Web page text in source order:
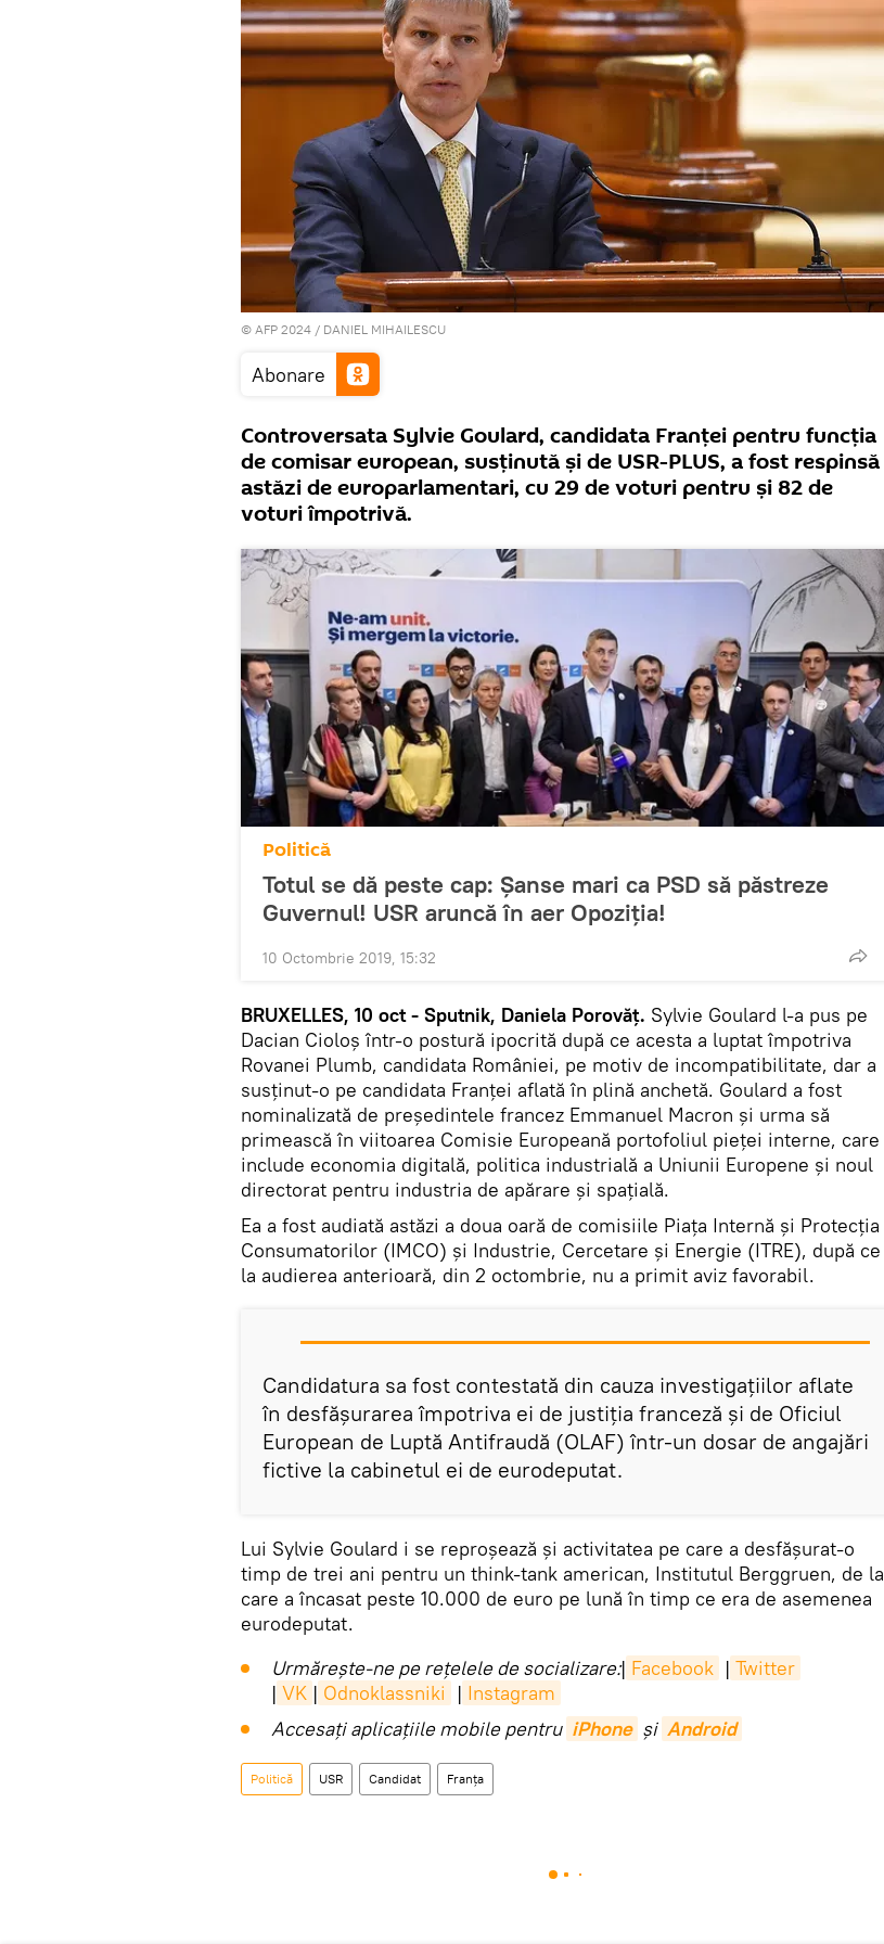
© AFP 2024 / DANIEL MIHAILESCU
Abonare
Controversata Sylvie Goulard, candidata Franţei pentru funcția
de comisar european, susținută și de USR-PLUS, a fost respinsă
astăzi de europarlamentari, cu 29 de voturi pentru şi 82 de
voturi împotrivă.
Politică
Totul se dă peste cap: Șanse mari ca PSD să păstreze
Guvernul! USR aruncă în aer Opoziția!
10 Octombrie 2019, 15:32
BRUXELLES, 10 oct - Sputnik, Daniela Porovăț. Sylvie Goulard l-a pus pe
Dacian Cioloș într-o postură ipocrită după ce acesta a luptat împotriva
Rovanei Plumb, candidata României, pe motiv de incompatibilitate, dar a
susținut-o pe candidata Franței aflată în plină anchetă. Goulard a fost
nominalizată de preşedintele francez Emmanuel Macron și urma să
primească în viitoarea Comisie Europeană portofoliul pieţei interne, care
include economia digitală, politica industrială a Uniunii Europene şi noul
directorat pentru industria de apărare şi spaţială.
Ea a fost audiată astăzi a doua oară de comisiile Piaţa Internă şi Protecţia
Consumatorilor (IMCO) şi Industrie, Cercetare şi Energie (ITRE), după ce
la audierea anterioară, din 2 octombrie, nu a primit aviz favorabil.
Candidatura sa fost contestată din cauza investigaţiilor aflate
în desfăşurarea împotriva ei de justiţia franceză şi de Oficiul
European de Luptă Antifraudă (OLAF) într-un dosar de angajări
fictive la cabinetul ei de eurodeputat.
Lui Sylvie Goulard i se reproşează şi activitatea pe care a desfăşurat-o
timp de trei ani pentru un think-tank american, Institutul Berggruen, de la
care a încasat peste 10.000 de euro pe lună în timp ce era de asemenea
eurodeputat.
Urmărește-ne pe rețelele de socializare:| Facebook | Twitter
| VK | Odnoklassniki | Instagram
Accesaţi aplicaţiile mobile pentru iPhone și Android
Politică USR Candidat Franța